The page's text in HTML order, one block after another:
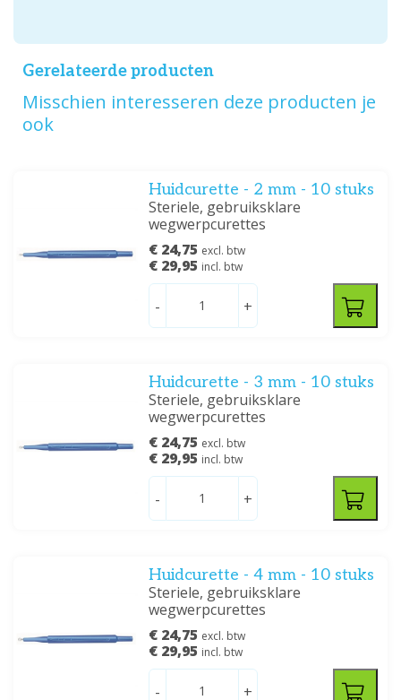
Gerelateerde producten
Misschien interesseren deze producten je
ook
Huidcurette - 2 mm - 10 stuks
Steriele, gebruiksklare
wegwerpcurettes
€ 24,75 excl. btw
€ 29,95 incl. btw
- +
Huidcurette - 3 mm - 10 stuks
Steriele, gebruiksklare
wegwerpcurettes
€ 24,75 excl. btw
€ 29,95 incl. btw
- +
Huidcurette - 4 mm - 10 stuks
Steriele, gebruiksklare
wegwerpcurettes
€ 24,75 excl. btw
€ 29,95 incl. btw
- +